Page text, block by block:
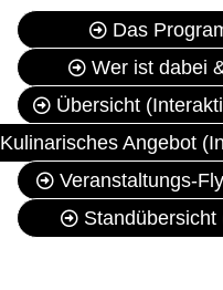
Das
Wer ist dabei
Übersicht
Kulinarisches Angebot
Veranstaltungs-
Standübersicht